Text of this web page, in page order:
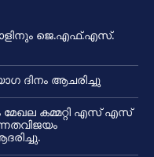
ജെ.എഫ്.എസ്.
ദിനം ആചരിച്ചു
കമ്മറ്റി എസ് എസ്